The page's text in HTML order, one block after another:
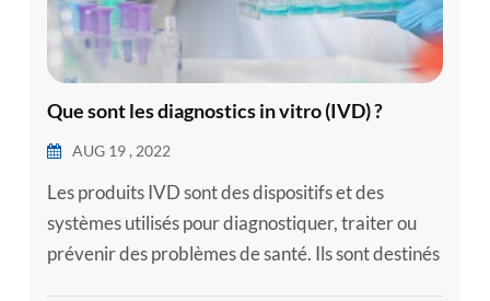
Que sont les diagnostics in vitro (IVD) ?
AUG 19 , 2022
Les produits IVD sont des dispositifs et des
systèmes utilisés pour diagnostiquer, traiter ou
prévenir des problèmes de santé. Ils sont destinés